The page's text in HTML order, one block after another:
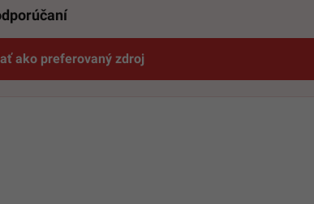
ako preferovaný zdroj
Startitup, odkaz sa otvorí v novom okne